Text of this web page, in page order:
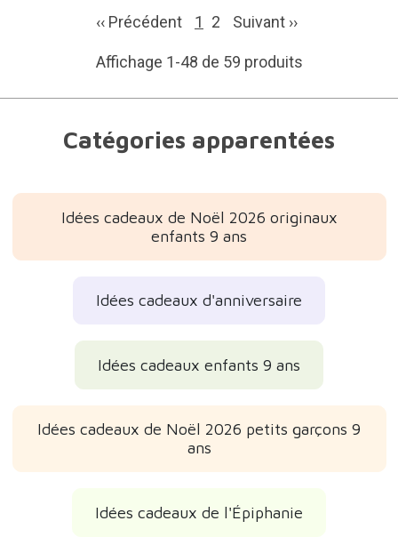
‹‹ Précédent 1 2 Suivant ››
Affichage 1-48 de 59 produits
Catégories apparentées
Idées cadeaux de Noël 2026 originaux
enfants 9 ans
Idées cadeaux d'anniversaire
Idées cadeaux enfants 9 ans
Idées cadeaux de Noël 2026 petits garçons 9
ans
Idées cadeaux de l'Épiphanie